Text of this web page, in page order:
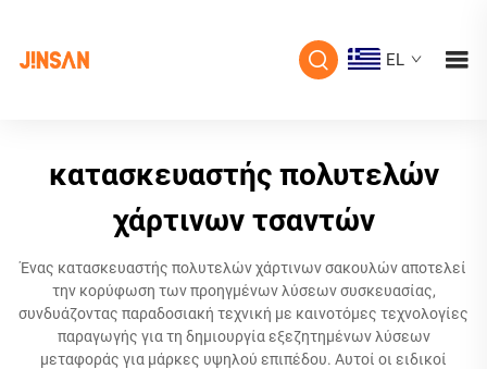
EL
κατασκευαστής πολυτελών
χάρτινων τσαντών
Ένας κατασκευαστής πολυτελών χάρτινων σακουλών αποτελεί
την κορύφωση των προηγμένων λύσεων συσκευασίας,
συνδυάζοντας παραδοσιακή τεχνική με καινοτόμες τεχνολογίες
παραγωγής για τη δημιουργία εξεζητημένων λύσεων
μεταφοράς για μάρκες υψηλού επιπέδου. Αυτοί οι ειδικοί